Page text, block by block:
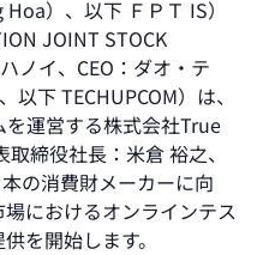
）、以下 ＦＰＴ IS）
JOINT STOCK
ノイ、CEO：ダオ・テ
下 TECHUPCOM）は、
運営する株式会社True
締役社長：米倉 裕之、
の消費財メーカーに向
におけるオンラインテス
を開始します。